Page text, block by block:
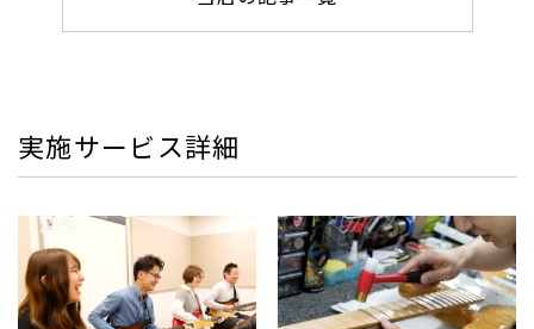
実施サービス詳細